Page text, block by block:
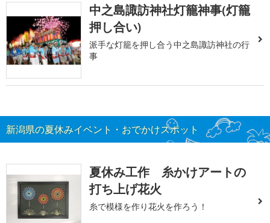
中之島諏訪神社灯籠神事(灯籠
押し合い)
派手な灯籠を押し合う中之島諏訪神社の行
事
新潟県の夏休みイベント・おでかけスポット
夏休み工作 糸かけアートの
打ち上げ花火
糸で模様を作り花火を作ろう！